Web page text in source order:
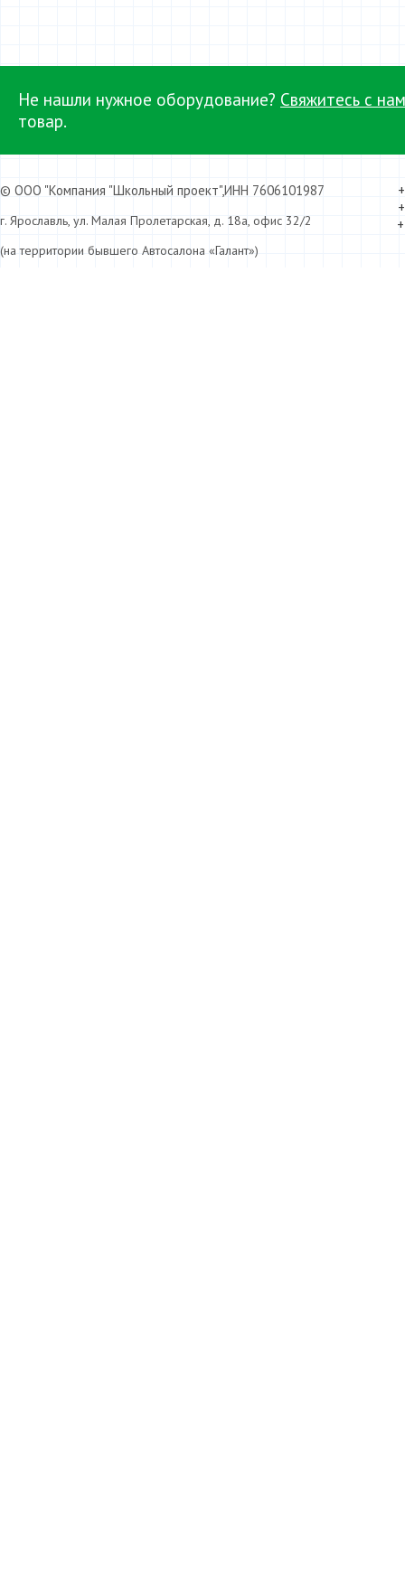
Не нашли нужное оборудование? Свяжитесь с
товар.
© ООО "Компания "Школьный проект",ИНН 7606101987
г. Ярославль, ул. Малая Пролетарская, д. 18а, офис 32/2
(на территории бывшего Автосалона «Галант»)